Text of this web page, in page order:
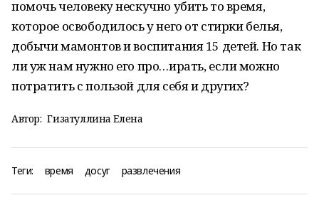
помочь человеку нескучно убить то время,
которое освободилось у него от стирки белья,
добычи мамонтов и воспитания 15 детей. Но так
ли уж нам нужно его про…ирать, если можно
потратить с пользой для себя и других?
Автор: Гизатуллина Елена
Теги: время досуг развлечения